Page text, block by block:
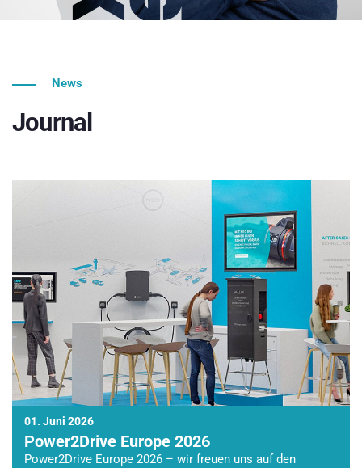
News
Journal
01. Juni 2026
Power2Drive Europe 2026
Power2Drive Europe 2026 – wir freuen uns auf den